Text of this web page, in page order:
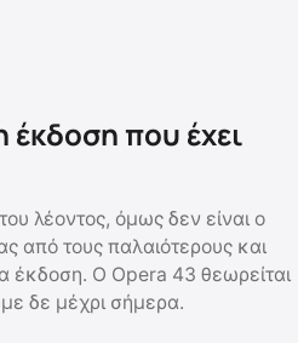
που έχει
λέοντος, όμως δεν είναι ο
από τους παλαιότερους και
έκδοση. Ο Opera 43 θεωρείται
δε μέχρι σήμερα.